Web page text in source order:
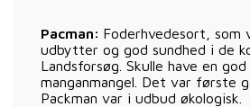
Pacman: Foderhvedesort, som
udbytter og god sundhed i de
Landsforsøg. Skulle have en
manganmangel. Det var første
Packman var i udbud økologisk.